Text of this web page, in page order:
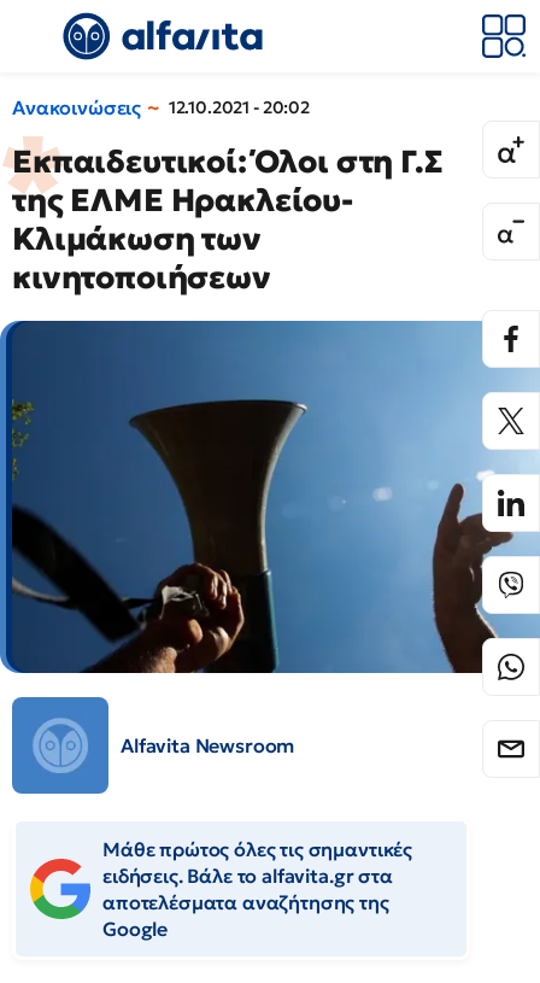
Ανακοινώσεις 12.10.2021 - 20:02
Εκπαιδευτικοί: Όλοι στη Γ.Σ
της ΕΛΜΕ Ηρακλείου-
Κλιμάκωση των
κινητοποιήσεων
Alfavita Newsroom
Μάθε πρώτος όλες τις σημαντικές
ειδήσεις. Βάλε το alfavita.gr στα
αποτελέσματα αναζήτησης της
Google